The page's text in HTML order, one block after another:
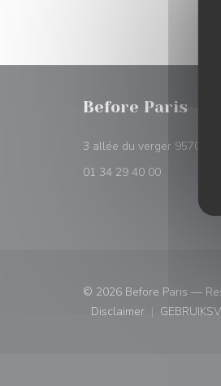
Before Paris
3 allée du verger 95700
01 34 29 40 00
© 2026 Before Paris —
Disclaimer
((opent in een